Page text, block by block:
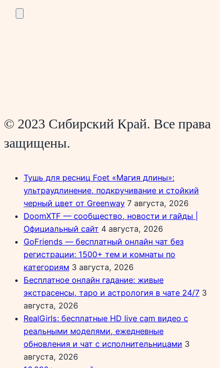
© 2023 Сибирский Край. Все права
защищены.
Тушь для ресниц Foet «Магия длины»:
ультраудлинение, подкручивание и стойкий
черный цвет от Greenway 7 августа, 2026
DoomXTF — сообщество, новости и гайды |
Официальный сайт 4 августа, 2026
GoFriends — бесплатный онлайн чат без
регистрации: 1500+ тем и комнаты по
категориям 3 августа, 2026
Бесплатное онлайн гадание: живые
экстрасенсы, таро и астрология в чате 24/7 3
августа, 2026
RealGirls: бесплатные HD live cam видео с
реальными моделями, ежедневные
обновления и чат с исполнительницами 3
августа, 2026